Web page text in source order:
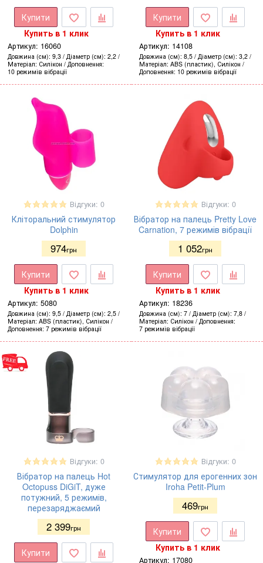
Купити
Купить в 1 клик
Артикул: 16060
Довжина (см) 9,3 Діаметр (см) 2,2
Матеріал Силікон
Доповнення
10 режимів вібрації
Купити
Купить в 1 клик
Артикул: 14108
Довжина (см) 8,5 Діаметр (см) 3,2
Матеріал ABS (пластик), Силікон
Доповнення 10 режимів вібрації
Відгуки: 0
Кліторальний стимулятор
Dolphin
974грн
Купити
Купить в 1 клик
Артикул: 5080
Довжина (см) 9,5 Діаметр (см) 2,5
Матеріал ABS (пластик), Силікон
Доповнення 7 режимів вібрації
Відгуки: 0
Вібратор на палець Pretty Love
Carnation, 7 режимів вібрації
1 052грн
Купити
Купить в 1 клик
Артикул: 18236
Довжина (см) 7 Діаметр (см) 7,8
Матеріал Силікон
Доповнення
7 режимів вібрації
Відгуки: 0
Вібратор на палець Hot
Octopuss DiGiT, дуже
потужний, 5 режимів,
перезаряджаємий
2 399грн
Купити
Відгуки: 0
Стимулятор для ерогенних зон
Iroha Petit-Plum
469грн
Купити
Купить в 1 клик
Артикул: 17080